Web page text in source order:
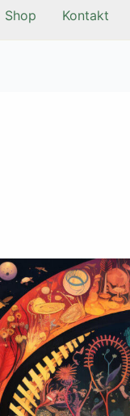
Shop Kontakt